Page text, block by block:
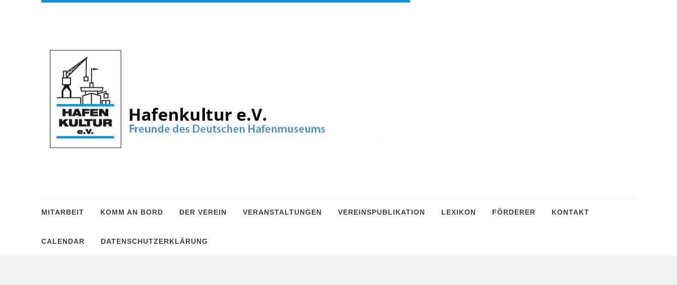
MITARBEIT KOMM AN BORD DER VEREIN VERANSTALTUNGEN VEREINSPUBLIKATION LEXIKON FÖRDERER KONTAKT
CALENDAR DATENSCHUTZERKLÄRUNG